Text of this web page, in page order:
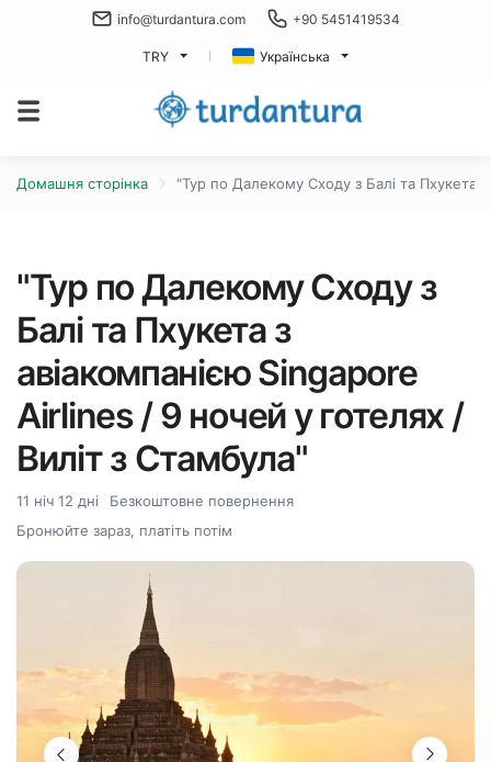
info@turdantura.com +90 5451419534
TRY Українська
Домашня сторінка "Тур по Далекому Сходу з Балі та Пхукета
"Тур по Далекому Сходу з
Балі та Пхукета з
авіакомпанією Singapore
Airlines / 9 ночей у готелях /
Виліт з Стамбула"
11 ніч 12 дні
Безкоштовне повернення
Бронюйте зараз, платіть потім